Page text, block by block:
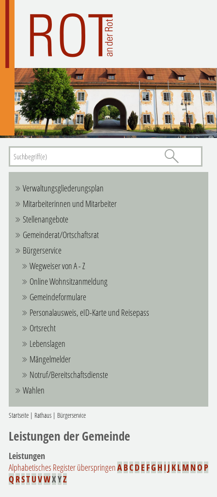
Verwaltungsgliederungsplan
Mitarbeiterinnen und Mitarbeiter
Stellenangebote
Gemeinderat/Ortschaftsrat
Bürgerservice
Wegweiser von A - Z
Online Wohnsitzanmeldung
Gemeindeformulare
Personalausweis, eID-Karte und Reisepass
Ortsrecht
Lebenslagen
Mängelmelder
Notruf/Bereitschaftsdienste
Wahlen
Startseite| Rathaus| Bürgerservice
Leistungen der Gemeinde
Leistungen
Alphabetisches Register überspringenABCDE FG H I J KLM NO P
Q RSTUVWXYZ